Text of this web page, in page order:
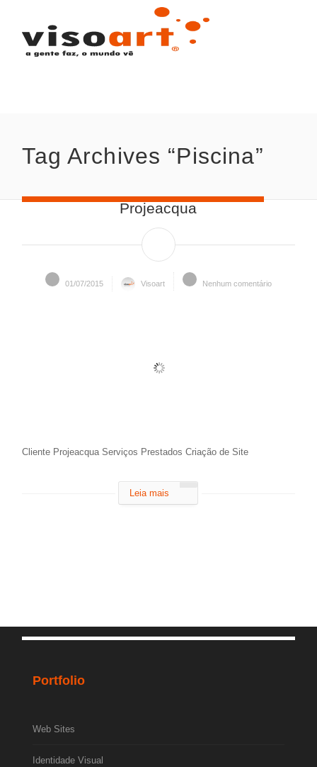
Tag Archives “Piscina”
Projeacqua
01/07/2015 Visoart Nenhum comentário
Cliente Projeacqua Serviços Prestados Criação de Site
Leia mais
Portfolio
Web Sites
Identidade Visual